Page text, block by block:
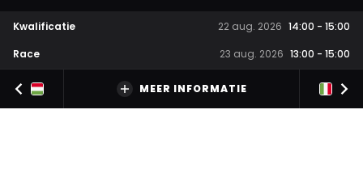
Kwalificatie 22 aug. 2026 14:00 - 15:00
Race
23 aug. 2026 13:00 - 15:00
MEER INFORMATIE